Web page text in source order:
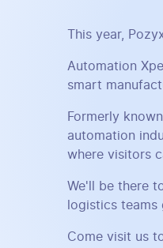
This year,
Automation
smart
Formerly
automation
where visitors
We'll be there
logistics
Come visit us